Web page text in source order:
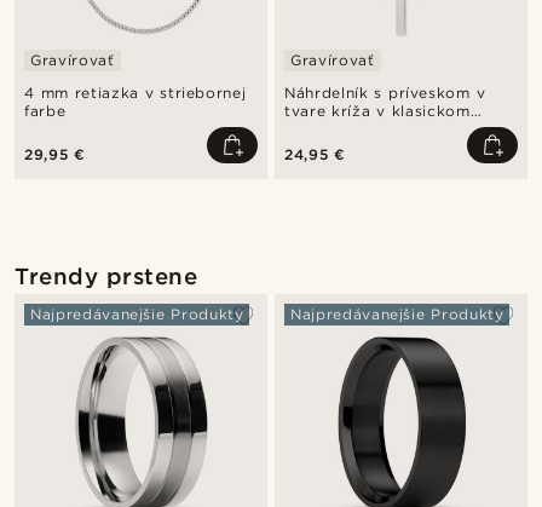
4 mm retiazka v striebornej
farbe
Gravírovať
29,95 €
Náhrdelník s príveskom v
tvare kríža v klasickom
Gravírovať
24,95 €
Trendy prstene
Najpredávanejšie Produkty Najpredávanejšie Produkty